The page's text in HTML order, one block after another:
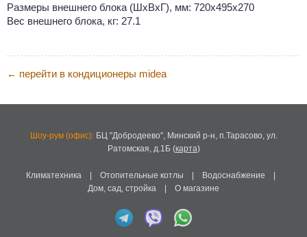
Размеры внешнего блока (ШхВхГ), мм: 720х495х270
Вес внешнего блока, кг: 27.1
← перейти в кондиционеры midea
Шоу-рум (офис):БЦ "Добродеево", Минский р-н, п.Тарасово, ул.
Ратомская, д.1Б(карта)
Климатехника| Отопительные котлы | Водоснабжение |
Дом, сад, стройка | О магазине